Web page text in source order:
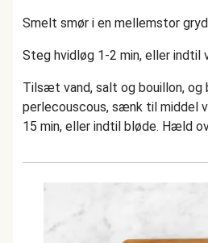
Smelt smør i en mellemstor
Steg hvidløg 1-2 min, eller indtil
Tilsæt vand, salt og bouillon, og
perlecouscous, sænk til middel
15 min, eller indtil bløde. Hæld